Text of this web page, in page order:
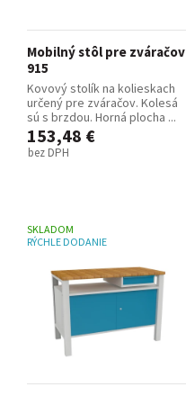
Mobilný stôl pre zváračov
915
Kovový stolík na kolieskach
určený pre zváračov. Kolesá
sú s brzdou. Horná plocha ...
153,48 €
bez DPH
SKLADOM
RÝCHLE DODANIE